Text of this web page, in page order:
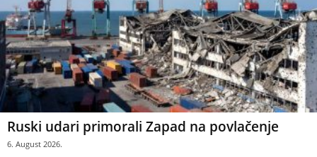
Ruski udari primorali Zapad na povlačenje
6. August 2026.